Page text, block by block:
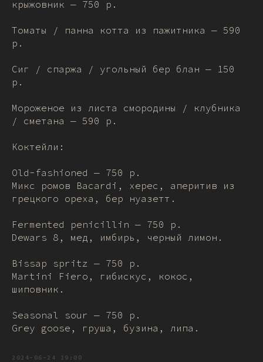
крыжовник — 750 р.
Томаты / панна котта из пажитника — 590
р.
Сиг / спаржа / угольный бер блан — 150
р.
Мороженое из листа смородины / клубника
/ сметана — 590 р.
Коктейли:
Old-fashioned — 750 р.
Микс ромов Bacardi, херес, аперитив из
грецкого ореха, бер нуазетт.
Fermented penicillin — 750 р.
Dewars 8, мед, имбирь, черный лимон.
Bissap spritz — 750 р.
Martini Fiero, гибискус, кокос,
шиповник.
Seasonal sour — 750 р.
Grey goose, груша, бузина, липа.
2024-06-24 19:00